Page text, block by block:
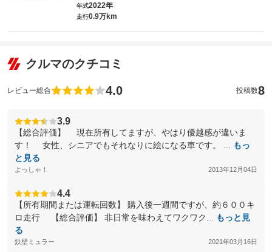
年式2022年
走行0.9万km
クルマのクチコミ
レビュー総合 4.0 投稿数8
3.9
【総合評価】 現在所有してますが、やはり優越感が違いま
す！ 女性、シニアでもそれなりに絵になる車です。 ...
もっ
と見る
よっしゃ！ 2013年12月04日
4.4
【所有期間または運転回数】 購入後一週間ですが、約６００キ
ロ走行 【総合評価】 非日常を味わえてワクワク...
もっと見
る
鉄壁ミュラー 2021年03月16日